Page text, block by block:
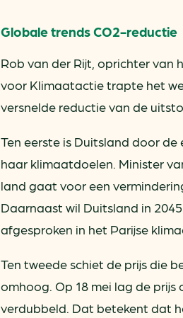
Globale trends CO2-reductie
Rob van der Rijt, oprichter van
voor Klimaatactie trapte het
versnelde reductie van de
Ten eerste is Duitsland door
haar klimaatdoelen. Minister
land gaat voor een
Daarnaast wil Duitsland in
afgesproken in het Parijse
Ten tweede schiet de prijs die
omhoog. Op 18 mei lag de prijs
verdubbeld. Dat betekent dat